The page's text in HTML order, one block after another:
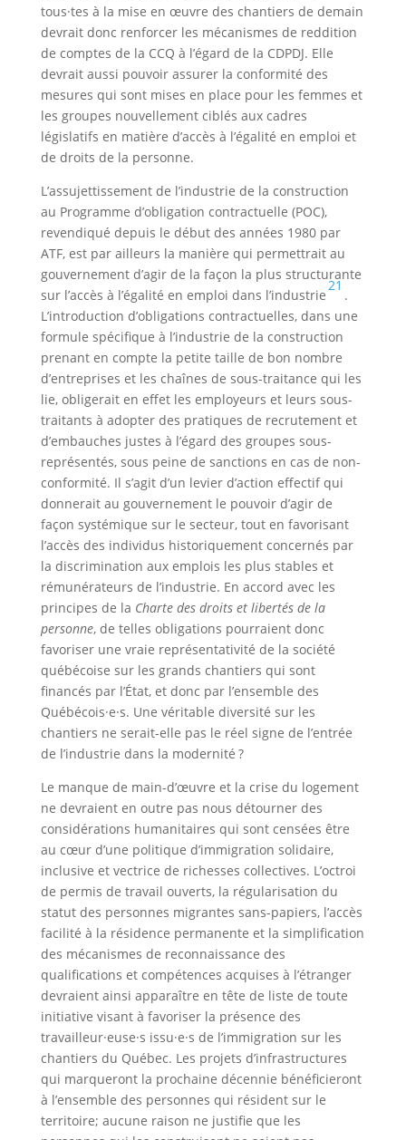
tous·tes à la mise en œuvre des chantiers de demain
devrait donc renforcer les mécanismes de reddition
de comptes de la CCQ à l’égard de la CDPDJ. Elle
devrait aussi pouvoir assurer la conformité des
mesures qui sont mises en place pour les femmes et
les groupes nouvellement ciblés aux cadres
législatifs en matière d’accès à l’égalité en emploi et
de droits de la personne.
L’assujettissement de l’industrie de la construction
au Programme d’obligation contractuelle (POC),
revendiqué depuis le début des années 1980 par
ATF, est par ailleurs la manière qui permettrait au
gouvernement d’agir de la façon la plus structurante
sur l’accès à l’égalité en emploi dans l’industrie
21
.
L’introduction d’obligations contractuelles, dans une
formule spécifique à l’industrie de la construction
prenant en compte la petite taille de bon nombre
d’entreprises et les chaînes de sous-traitance qui les
lie, obligerait en effet les employeurs et leurs sous-
traitants à adopter des pratiques de recrutement et
d’embauches justes à l’égard des groupes sous-
représentés, sous peine de sanctions en cas de non-
conformité. Il s’agit d’un levier d’action effectif qui
donnerait au gouvernement le pouvoir d’agir de
façon systémique sur le secteur, tout en favorisant
l’accès des individus historiquement concernés par
la discrimination aux emplois les plus stables et
rémunérateurs de l’industrie. En accord avec les
principes de la Charte des droits et libertés de la
personne, de telles obligations pourraient donc
favoriser une vraie représentativité de la société
québécoise sur les grands chantiers qui sont
financés par l’État, et donc par l’ensemble des
Québécois·e·s. Une véritable diversité sur les
chantiers ne serait-elle pas le réel signe de l’entrée
de l’industrie dans la modernité ?
Le manque de main-d’œuvre et la crise du logement
ne devraient en outre pas nous détourner des
considérations humanitaires qui sont censées être
au cœur d’une politique d’immigration solidaire,
inclusive et vectrice de richesses collectives. L’octroi
de permis de travail ouverts, la régularisation du
statut des personnes migrantes sans-papiers, l’accès
facilité à la résidence permanente et la simplification
des mécanismes de reconnaissance des
qualifications et compétences acquises à l’étranger
devraient ainsi apparaître en tête de liste de toute
initiative visant à favoriser la présence des
travailleur·euse·s issu·e·s de l’immigration sur les
chantiers du Québec. Les projets d’infrastructures
qui marqueront la prochaine décennie bénéficieront
à l’ensemble des personnes qui résident sur le
territoire; aucune raison ne justifie que les